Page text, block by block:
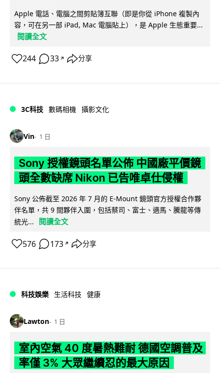
Apple 電話、電腦之間剪貼簿互聯（即是你從 iPhone 複製內
容，可在另一部 iPad, Mac 電腦貼上），是 Apple 生態重要...
閱讀全文
244 33 ↗ 分享
3C科技 數碼相機 攝影文化
Vin 1 日
Sony 授權鏡頭名單公佈 中國廠平價鏡
頭全數缺席 Nikon 已告唯卓仕侵權
Sony 公佈截至 2026 年 7 月的 E-Mount 鏡頭官方授權合作夥
伴名單，共 9 間夥伴入圍，包括蔡司、富士、適馬、騰龍等傳
統光...
閱讀全文
576 173 ↗ 分享
科技娛樂 生活科技 健康
Lawton 1 日
室內空氣 40 度暑熱難耐 德國空調普及
率僅 3% 大眾繼續忍的最大原因